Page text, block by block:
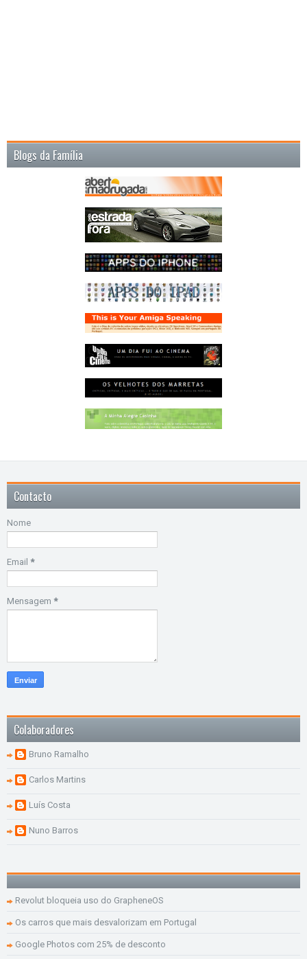
Blogs da Família
Contacto
Nome
Email *
Mensagem *
Colaboradores
Bruno Ramalho
Carlos Martins
Luís Costa
Nuno Barros
Revolut bloqueia uso do GrapheneOS
Os carros que mais desvalorizam em Portugal
Google Photos com 25% de desconto